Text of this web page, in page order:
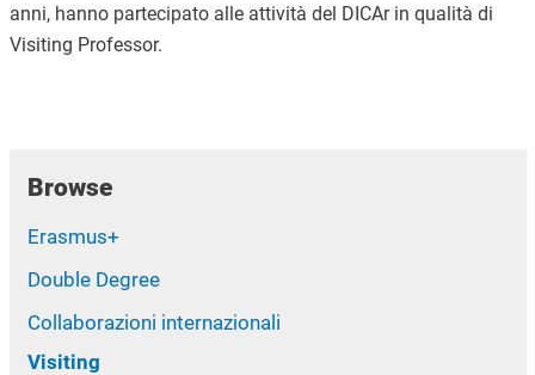
anni, hanno partecipato alle attività del DICAr in qualità di
Visiting Professor.
Browse
Erasmus+
Double Degree
Collaborazioni internazionali
Visiting